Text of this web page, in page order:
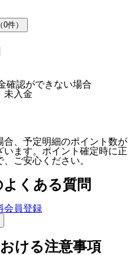
0件）
確認ができない場合
未入金
、予定明細のポイント数が
ます。ポイント確定時に正
ご安心ください。
くある質問
会員登録
ける注意事項